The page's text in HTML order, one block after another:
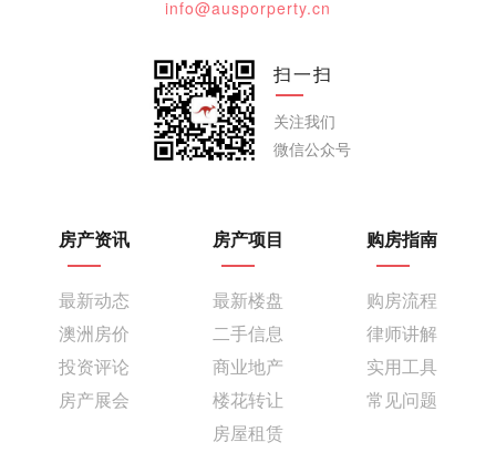
info@ausporperty.cn
扫一扫
关注我们
微信公众号
房产资讯
最新动态
澳洲房价
投资评论
房产展会
房产项目
最新楼盘
二手信息
商业地产
楼花转让
房屋租赁
购房指南
购房流程
律师讲解
实用工具
常见问题